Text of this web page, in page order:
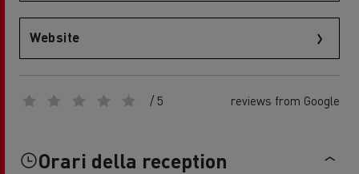
Website
/ 5 reviews from Google
Orari della reception